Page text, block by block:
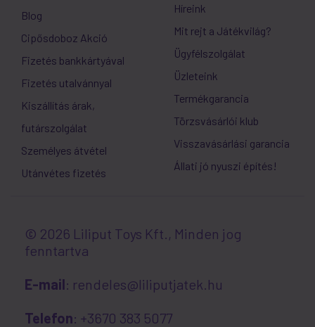
Blog
Cipősdoboz Akció
Fizetés bankkártyával
Fizetés utalvánnyal
Kiszállítás árak,
futárszolgálat
Személyes átvétel
Utánvétes fizetés
Híreink
Mit rejt a Játékvilág?
Ügyfélszolgálat
Üzleteink
Termékgarancia
Törzsvásárlói klub
Visszavásárlási garancia
Állati jó nyuszi építés!
© 2026 Liliput Toys Kft., Minden jog
fenntartva
E-mail: rendeles@liliputjatek.hu
Telefon: +3670 383 5077